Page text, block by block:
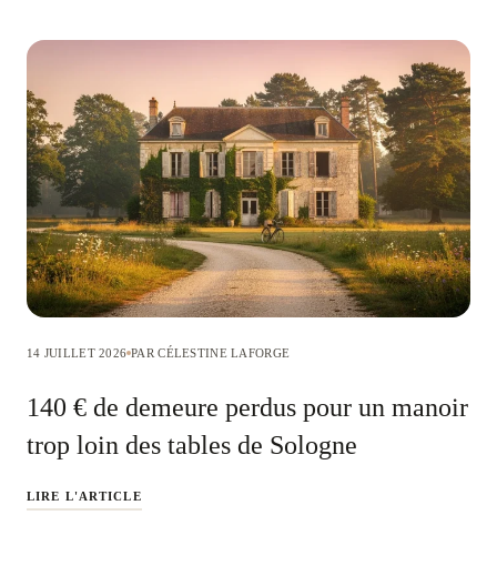
14 JUILLET 2026 PAR CÉLESTINE LAFORGE
140 € de demeure perdus pour un manoir
trop loin des tables de Sologne
LIRE L'ARTICLE